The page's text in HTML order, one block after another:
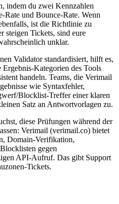
indem du zwei Kennzahlen
und Bounce‑Rate. Wenn
ist die Richtlinie zu
steigen Tickets, sind eure
unklar.
Validator standardisiert, hilft es,
des Tools
handeln. Teams, die Verimail
wie Syntaxfehler,
Blocklist‑Treffer einer klaren
Satz an Antwortvorlagen zu.
diese Prüfungen während der
Verimail (verimail.co) bietet
Domain‑Verifikation,
gegen
API‑Aufruf. Das gibt Support